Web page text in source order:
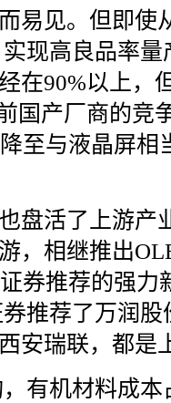
易见。但即使
现高良品率
在90%以上，
国产厂商的竞
至与液晶屏相
盘活了上游产
，相继推出
券推荐的强力
推荐了万润
安瑞联，都是
有机材料成